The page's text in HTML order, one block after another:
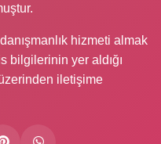
hizmeti almak
bilgilerinin yer aldığı
iletişime